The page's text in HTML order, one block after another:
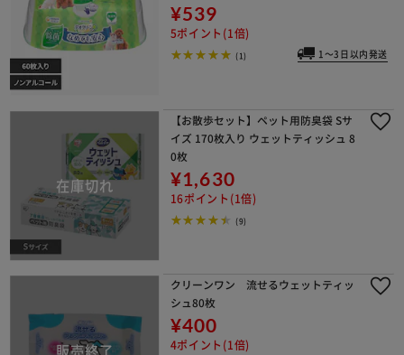
¥539
5ポイント(1倍)
(1) 1～3日以内発送
【お散歩セット】ペット用防臭袋 Sサ
イズ 170枚入り ウェットティッシュ 8
0枚
¥1,630
16ポイント(1倍)
(9)
クリーンワン 流せるウェットティッ
シュ80枚
¥400
4ポイント(1倍)